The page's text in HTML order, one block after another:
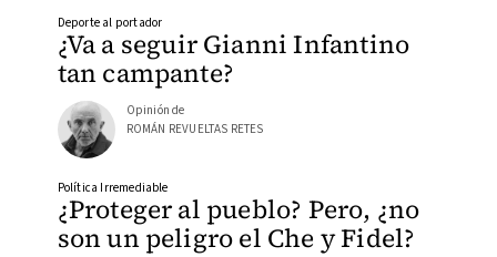
¿Va a seguir Gianni Infantino
tan campante?
Deporte al portador
Opinión de
ROMÁN REVUELTAS RETES
¿Proteger al pueblo? Pero, ¿no
son un peligro el Che y Fidel?
Política Irremediable